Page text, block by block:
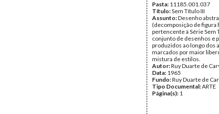
Pasta: 11185.001.037
Título:Sem Título III
Assunto:Desenho
(decomposição de figura
pertencente à Série Sem
conjunto de desenhos e
produzidos ao longo dos
marcados por maior
mistura de estilos.
Autor:Ruy Duarte de
Data: 1965
Fundo:Ruy Duarte de
Tipo Documental:ARTE
Página(s): 1